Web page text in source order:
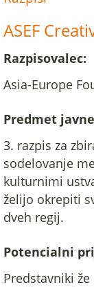
ASEF
Razpisovalec:
Asia-Europe
Predmet
3. razpis za
sodelovanje
kulturnimi
želijo okrepiti
dveh regij.
Potencialni
Predstavniki